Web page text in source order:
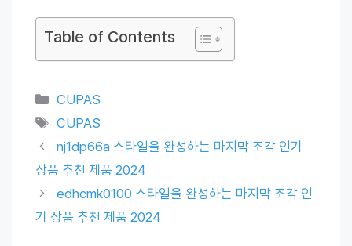
Table of Contents
Categories
CUPAS
Tags
CUPAS
nj1dp66a 스타일을 완성하는 마지막 조각 인기
상품 추천 제품 2024
edhcmk0100 스타일을 완성하는 마지막 조각 인
기 상품 추천 제품 2024